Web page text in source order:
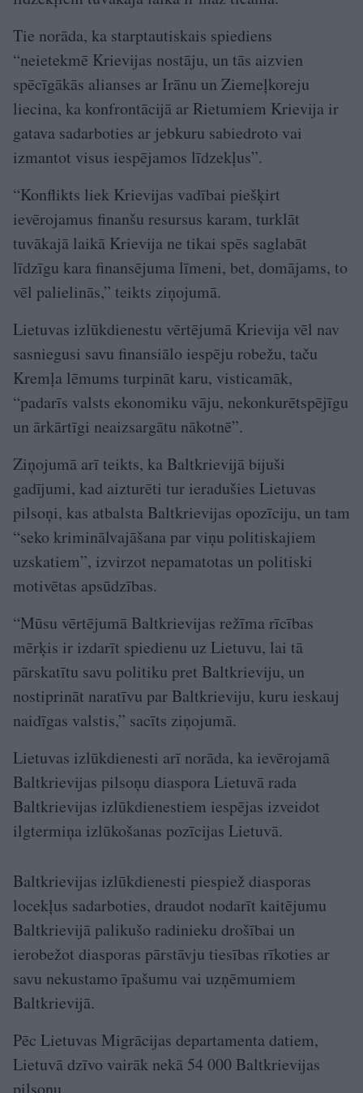
Tie norāda, ka starptautiskais spiediens
“neietekmē Krievijas nostāju, un tās aizvien
spēcīgākās alianses ar Irānu un Ziemeļkoreju
liecina, ka konfrontācijā ar Rietumiem Krievija ir
gatava sadarboties ar jebkuru sabiedroto vai
izmantot visus iespējamos līdzekļus”.
“Konflikts liek Krievijas vadībai piešķirt
ievērojamus finanšu resursus karam, turklāt
tuvākajā laikā Krievija ne tikai spēs saglabāt
līdzīgu kara finansējuma līmeni, bet, domājams, to
vēl palielinās,” teikts ziņojumā.
Lietuvas izlūkdienestu vērtējumā Krievija vēl nav
sasniegusi savu finansiālo iespēju robežu, taču
Kremļa lēmums turpināt karu, visticamāk,
“padarīs valsts ekonomiku vāju, nekonkurētspējīgu
un ārkārtīgi neaizsargātu nākotnē”.
Ziņojumā arī teikts, ka Baltkrievijā bijuši
gadījumi, kad aizturēti tur ieradušies Lietuvas
pilsoņi, kas atbalsta Baltkrievijas opozīciju, un tam
“seko kriminālvajāšana par viņu politiskajiem
uzskatiem”, izvirzot nepamatotas un politiski
motivētas apsūdzības.
“Mūsu vērtējumā Baltkrievijas režīma rīcības
mērķis ir izdarīt spiedienu uz Lietuvu, lai tā
pārskatītu savu politiku pret Baltkrieviju, un
nostiprināt naratīvu par Baltkrieviju, kuru ieskauj
naidīgas valstis,” sacīts ziņojumā.
Lietuvas izlūkdienesti arī norāda, ka ievērojamā
Baltkrievijas pilsoņu diaspora Lietuvā rada
Baltkrievijas izlūkdienestiem iespējas izveidot
ilgtermiņa izlūkošanas pozīcijas Lietuvā.
Baltkrievijas izlūkdienesti piespiež diasporas
locekļus sadarboties, draudot nodarīt kaitējumu
Baltkrievijā palikušo radinieku drošībai un
ierobežot diasporas pārstāvju tiesības rīkoties ar
savu nekustamo īpašumu vai uzņēmumiem
Baltkrievijā.
Pēc Lietuvas Migrācijas departamenta datiem,
Lietuvā dzīvo vairāk nekā 54 000 Baltkrievijas
pilsoņu.